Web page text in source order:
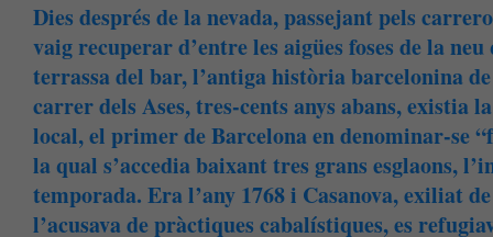
Dies després de la nevada, passejant pels
vaig recuperar d’entre les aigües foses de la
terrassa del bar, l’antiga història barcelonina
carrer dels Ases, tres-cents anys abans, existia
local, el primer de Barcelona en denominar-se
la qual s’accedia baixant tres grans esglaons,
temporada. Era l’any 1768 i Casanova, exiliat
l’acusava de pràctiques cabalístiques, es